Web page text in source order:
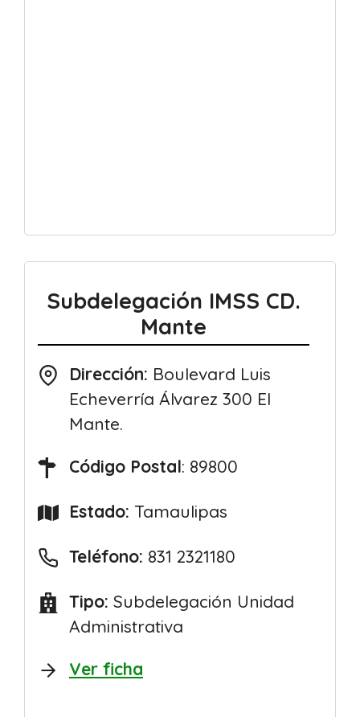
Subdelegación IMSS CD.
Mante
Dirección: Boulevard Luis
Echeverría Álvarez 300 El
Mante.
Código Postal: 89800
Estado: Tamaulipas
Teléfono: 831 2321180
Tipo: Subdelegación Unidad
Administrativa
Ver ficha